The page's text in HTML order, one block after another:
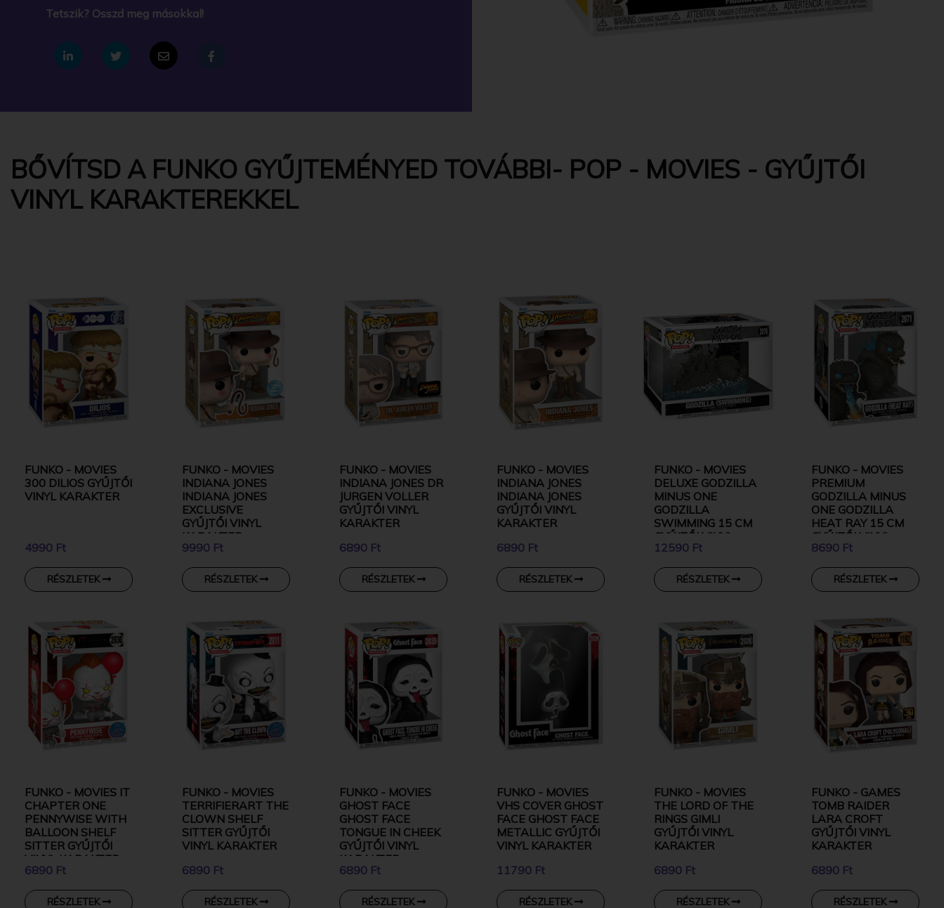
Tetszik? Osszd meg másokkal!
BŐVÍTSD A FUNKO GYŰJTEMÉNYED TOVÁBBI- POP - MOVIES - GYŰJTŐI
VINYL KARAKTEREKKEL
FUNKO - MOVIES
300 DILIOS GYŰJTŐI
VINYL KARAKTER
4990 Ft
RÉSZLETEK
FUNKO - MOVIES
INDIANA JONES
INDIANA JONES
EXCLUSIVE
GYŰJTŐI VINYL
KARAKTER
9990 Ft
RÉSZLETEK
FUNKO - MOVIES
INDIANA JONES DR
JURGEN VOLLER
GYŰJTŐI VINYL
KARAKTER
6890 Ft
RÉSZLETEK
FUNKO - MOVIES
INDIANA JONES
INDIANA JONES
GYŰJTŐI VINYL
KARAKTER
6890 Ft
RÉSZLETEK
FUNKO - MOVIES
DELUXE GODZILLA
MINUS ONE
GODZILLA
SWIMMING 15 CM
GYŰJTŐI VINYL
KARAKTER
12590 Ft
RÉSZLETEK
FUNKO - MOVIES
PREMIUM
GODZILLA MINUS
ONE GODZILLA
HEAT RAY 15 CM
GYŰJTŐI VINYL
KARAKTER
8690 Ft
RÉSZLETEK
FUNKO - MOVIES IT
CHAPTER ONE
PENNYWISE WITH
BALLOON SHELF
SITTER GYŰJTŐI
VINYL KARAKTER
6890 Ft
RÉSZLETEK
FUNKO - MOVIES
TERRIFIERART THE
CLOWN SHELF
SITTER GYŰJTŐI
VINYL KARAKTER
6890 Ft
RÉSZLETEK
FUNKO - MOVIES
GHOST FACE
GHOST FACE
TONGUE IN CHEEK
GYŰJTŐI VINYL
KARAKTER
6890 Ft
RÉSZLETEK
FUNKO - MOVIES
VHS COVER GHOST
FACE GHOST FACE
METALLIC GYŰJTŐI
VINYL KARAKTER
11790 Ft
RÉSZLETEK
FUNKO - MOVIES
THE LORD OF THE
RINGS GIMLI
GYŰJTŐI VINYL
KARAKTER
6890 Ft
RÉSZLETEK
FUNKO - GAMES
TOMB RAIDER
LARA CROFT
GYŰJTŐI VINYL
KARAKTER
6890 Ft
RÉSZLETEK